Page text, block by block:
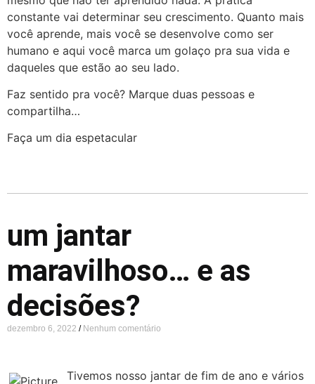
constante vai determinar seu crescimento. Quanto mais
você aprende, mais você se desenvolve como ser
humano e aqui você marca um golaço pra sua vida e
daqueles que estão ao seu lado.
Faz sentido pra você? Marque duas pessoas e
compartilha…
Faça um dia espetacular
um jantar
maravilhoso… e as
decisões?
dezembro 6, 2022 Nenhum comentário
Tivemos nosso jantar de fim de ano e vários